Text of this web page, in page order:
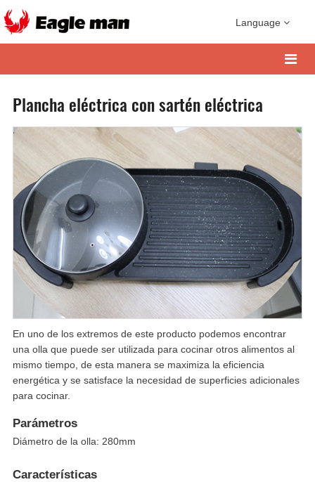
Language
Plancha eléctrica con sartén eléctrica
En uno de los extremos de este producto podemos encontrar
una olla que puede ser utilizada para cocinar otros alimentos al
mismo tiempo, de esta manera se maximiza la eficiencia
energética y se satisface la necesidad de superficies adicionales
para cocinar.
Parámetros
Diámetro de la olla: 280mm
Características